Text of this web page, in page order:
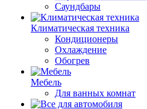
Саундбары
Климатическая техника
Кондиционеры
Охлаждение
Обогрев
Мебель
Для ванных комнат